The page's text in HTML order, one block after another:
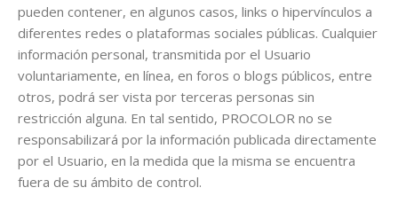
pueden contener, en algunos casos, links o hipervínculos a
diferentes redes o plataformas sociales públicas. Cualquier
información personal, transmitida por el Usuario
voluntariamente, en línea, en foros o blogs públicos, entre
otros, podrá ser vista por terceras personas sin
restricción alguna. En tal sentido, PROCOLOR no se
responsabilizará por la información publicada directamente
por el Usuario, en la medida que la misma se encuentra
fuera de su ámbito de control.